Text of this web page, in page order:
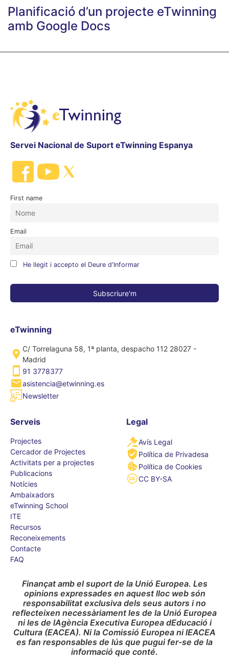
Planificació d’un projecte eTwinning
amb Google Docs
Servei Nacional de Suport eTwinning Espanya
First name
Email
He llegit i accepto el Deure d'Informar
eTwinning
C/ Torrelaguna 58, 1ª planta, despacho 112 28027 -
Madrid
91 3778377
asistencia@etwinning.es
Newsletter
Serveis
Projectes
Cercador de Projectes
Activitats per a projectes
Publicacions
Notícies
Ambaixadors
eTwinning School
ITE
Recursos
Reconeixements
Contacte
FAQ
Legal
Avís Legal
Política de Privadesa
Política de Cookies
CC BY-SA
Finançat amb el suport de la Unió Europea. Les
opinions expressades en aquest lloc web són
responsabilitat exclusiva dels seus autors i no
reflecteixen necessàriament les de la Unió Europea
ni les de lAgència Executiva Europea dEducació i
Cultura (EACEA). Ni la Comissió Europea ni lEACEA
es fan responsables de lús que pugui fer-se de la
informació que conté.